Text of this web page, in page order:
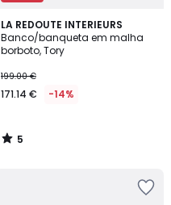
LA REDOUTE INTERIEURS
Banco/banqueta em malha
borboto, Tory
199.00 €
171.14 € -14%
5
/
5
5
/